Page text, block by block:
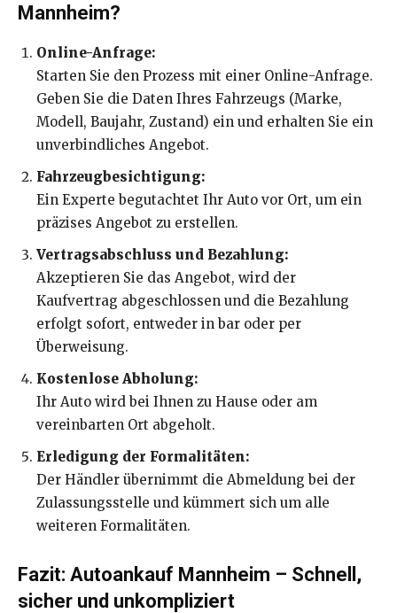
Mannheim?
Online-Anfrage:
Starten Sie den Prozess mit einer Online-Anfrage.
Geben Sie die Daten Ihres Fahrzeugs (Marke,
Modell, Baujahr, Zustand) ein und erhalten Sie ein
unverbindliches Angebot.
Fahrzeugbesichtigung:
Ein Experte begutachtet Ihr Auto vor Ort, um ein
präzises Angebot zu erstellen.
Vertragsabschluss und Bezahlung:
Akzeptieren Sie das Angebot, wird der
Kaufvertrag abgeschlossen und die Bezahlung
erfolgt sofort, entweder in bar oder per
Überweisung.
Kostenlose Abholung:
Ihr Auto wird bei Ihnen zu Hause oder am
vereinbarten Ort abgeholt.
Erledigung der Formalitäten:
Der Händler übernimmt die Abmeldung bei der
Zulassungsstelle und kümmert sich um alle
weiteren Formalitäten.
Fazit: Autoankauf Mannheim – Schnell,
sicher und unkompliziert